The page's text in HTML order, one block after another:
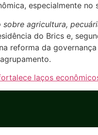
especialmente no
sobre agricultura,
do Brics e,
reforma da
laços